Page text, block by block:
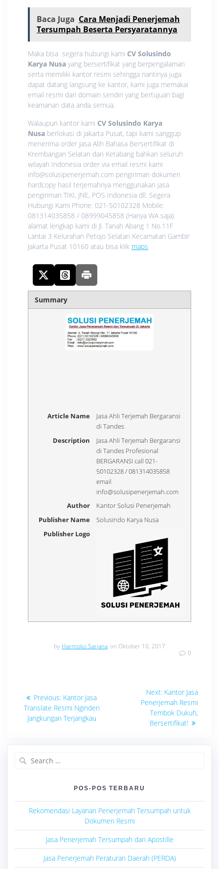
Baca Juga Cara Menjadi Penerjemah
Tersumpah Beserta Persyaratannya
Maka bisa segera hubungi kami CV Solusindo
Karya Nusa yang bersertifikat yang berpengalaman
serta memiliki kantor resmi sehingga nantinya juga
dapat datang langsung ke kantor, kami juga memakai
email resmi dari domain sendiri yang bertujuan bagi
keamanan data anda semua.
Walaupun kantor kami CV Solusindo Karya
Nusa berlokasi di Jakarta Pusat, tapi kami sanggup
menerima order Jasa Alih Bahasa Bersertifikat di
Krembangan Selatan dari Ketabang bahkan seluruh
wilayah Indonesia order via email resmi kami
info@solusipenerjemah.com pengiriman dokumen
hardcopy hasil terjemahnya menggunakan jasa
pengiriman TIKI, JNE, POS Indonesia dll. Segera
Hubungi Kami Phone: 021-50102328 Mobile:
081314035858 / 08999045858 (Hanya WA saja)
alamat lengkap kami di Jl. Tanah Abang 1 No.11F
Lantai 3 Kelurahan Petojo Selatan Kecamatan Gambir
Jakarta Pusat 10160 atau bisa klik maps
Summary
Article Name
Jasa Ahli Terjemah Bergaransi
di Tandes
Description
Jasa Ahli Terjemah Bergaransi
di Tandes Profesional
BERGARANSI call 021-
50102328 / 081314035858
email
info@solusipenerjemah.com
Author
Kantor Solusi Penerjemah
Publisher Name
Solusindo Karya Nusa
Publisher Logo
by Harmoko Sarjana on Oktober 10, 2017
0
pos
Previous: Previous
post:
Kantor Jasa
Translate Resmi Nginden
Jangkungan Terjangkau
Next: Next
post:
Kantor Jasa
Penerjemah Resmi
Tembok Dukuh,
Bersertifikat!
POS-POS TERBARU
Rekomendasi Layanan Penerjemah Tersumpah untuk
Dokumen Resmi
Jasa Penerjemah Tersumpah dan Apostille
Jasa Penerjemah Peraturan Daerah (PERDA)